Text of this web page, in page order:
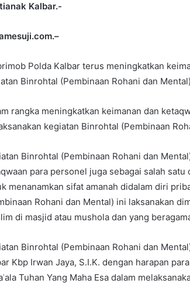
Kalbar.-
Polda Kalbar terus meningkatkan
Binrohtal (Pembinaan Rohani dan
rangka meningkatkan keimanan dan
kegiatan Binrohtal (Pembinaan
Binrohtal (Pembinaan Rohani dan
para personel juga sebagai salah
menanamkan sifat amanah didalam diri
Rohani dan Mental) ini laksanakan
di masjid atau mushola dan yang
Binrohtal (Pembinaan Rohani dan
Kbp Irwan Jaya, S.I.K. dengan harapan
Tuhan Yang Maha Esa dalam